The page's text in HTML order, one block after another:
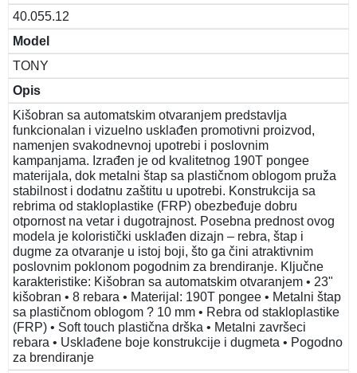
40.055.12
Model
TONY
Opis
Kišobran sa automatskim otvaranjem predstavlja
funkcionalan i vizuelno usklađen promotivni proizvod,
namenjen svakodnevnoj upotrebi i poslovnim
kampanjama. Izrađen je od kvalitetnog 190T pongee
materijala, dok metalni štap sa plastičnom oblogom pruža
stabilnost i dodatnu zaštitu u upotrebi. Konstrukcija sa
rebrima od stakloplastike (FRP) obezbeđuje dobru
otpornost na vetar i dugotrajnost. Posebna prednost ovog
modela je koloristički usklađen dizajn – rebra, štap i
dugme za otvaranje u istoj boji, što ga čini atraktivnim
poslovnim poklonom pogodnim za brendiranje. Ključne
karakteristike: Kišobran sa automatskim otvaranjem • 23"
kišobran • 8 rebara • Materijal: 190T pongee • Metalni štap
sa plastičnom oblogom ? 10 mm • Rebra od stakloplastike
(FRP) • Soft touch plastična drška • Metalni završeci
rebara • Usklađene boje konstrukcije i dugmeta • Pogodno
za brendiranje